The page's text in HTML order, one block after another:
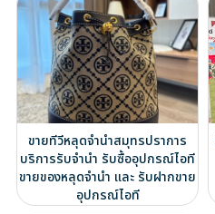
ขายทีวีหลุดจำนำสมุทรปราการ
บริการรับจำนำ รับซื้ออุปกรณ์ไอที
ขายของหลุดจำนำ และ รับฝากขาย
อุปกรณ์ไอที